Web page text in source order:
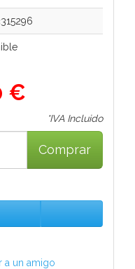
€
*IVA Incluido
Comprar
a un amigo